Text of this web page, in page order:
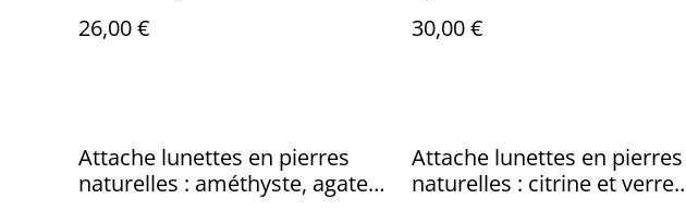
26,00 €
pièce unique
30,00 €
Attache lunettes en pierres
naturelles : améthyste, agate
Attache lunettes en pierres
naturelles : citrine et verre